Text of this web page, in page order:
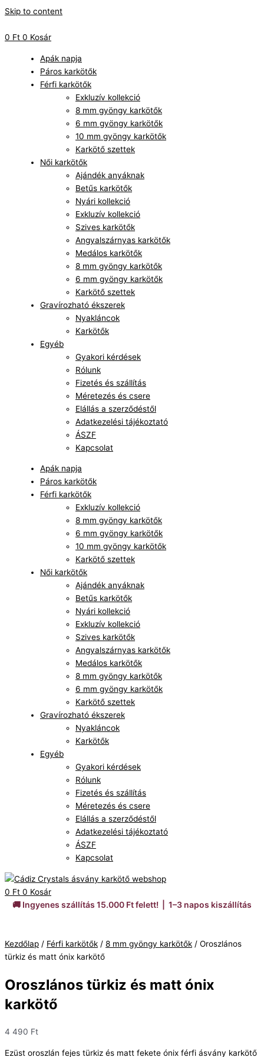
Skip to content
0 Ft 0 Kosár
Apák napja
Páros karkötők
Férfi karkötők
Exkluzív kollekció
8 mm gyöngy karkötők
6 mm gyöngy karkötők
10 mm gyöngy karkötők
Karkötő szettek
Női karkötők
Ajándék anyáknak
Betűs karkötők
Nyári kollekció
Exkluzív kollekció
Szives karkötők
Angyalszárnyas karkötők
Medálos karkötők
8 mm gyöngy karkötők
6 mm gyöngy karkötők
Karkötő szettek
Gravírozható ékszerek
Nyakláncok
Karkötők
Egyéb
Gyakori kérdések
Rólunk
Fizetés és szállítás
Méretezés és csere
Elállás a szerződéstől
Adatkezelési tájékoztató
ÁSZF
Kapcsolat
Apák napja
Páros karkötők
Férfi karkötők
Exkluzív kollekció
8 mm gyöngy karkötők
6 mm gyöngy karkötők
10 mm gyöngy karkötők
Karkötő szettek
Női karkötők
Ajándék anyáknak
Betűs karkötők
Nyári kollekció
Exkluzív kollekció
Szives karkötők
Angyalszárnyas karkötők
Medálos karkötők
8 mm gyöngy karkötők
6 mm gyöngy karkötők
Karkötő szettek
Gravírozható ékszerek
Nyakláncok
Karkötők
Egyéb
Gyakori kérdések
Rólunk
Fizetés és szállítás
Méretezés és csere
Elállás a szerződéstől
Adatkezelési tájékoztató
ÁSZF
Kapcsolat
0 Ft 0 Kosár
🚚 Ingyenes szállítás 15.000 Ft felett! | 1–3 napos kiszállítás
Kezdőlap / Férfi karkötők / 8 mm gyöngy karkötők / Oroszlános
türkiz és matt ónix karkötő
Oroszlános türkiz és matt ónix
karkötő
4 490 Ft
Ezüst oroszlán fejes türkiz és matt fekete ónix férfi ásvány karkötő